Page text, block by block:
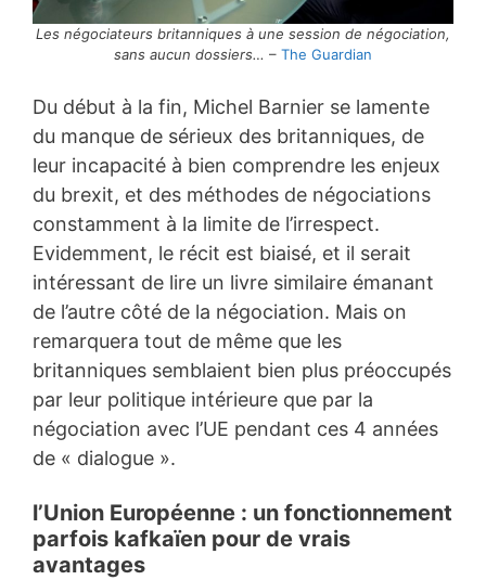
Les négociateurs britanniques à une session de négociation,
sans aucun dossiers… – The Guardian
Du début à la fin, Michel Barnier se lamente
du manque de sérieux des britanniques, de
leur incapacité à bien comprendre les enjeux
du brexit, et des méthodes de négociations
constamment à la limite de l’irrespect.
Evidemment, le récit est biaisé, et il serait
intéressant de lire un livre similaire émanant
de l’autre côté de la négociation. Mais on
remarquera tout de même que les
britanniques semblaient bien plus préoccupés
par leur politique intérieure que par la
négociation avec l’UE pendant ces 4 années
de « dialogue ».
l’Union Européenne : un fonctionnement
parfois kafkaïen pour de vrais
avantages